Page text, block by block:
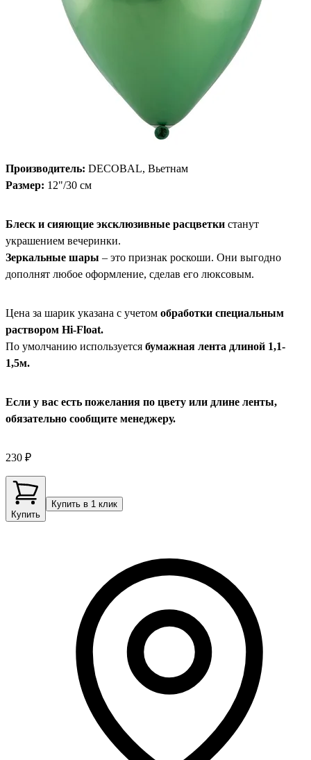
Производитель: DECOBAL, Вьетнам
Размер: 12"/30 см
Блеск и сияющие эксклюзивные расцветки станут
украшением вечеринки.
Зеркальные шары – это признак роскоши. Они выгодно
дополнят любое оформление, сделав его люксовым.
Цена за шарик указана с учетом обработки специальным
раствором Hi-Float.
По умолчанию используется бумажная лента длиной 1,1-
1,5м.
Если у вас есть пожелания по цвету или длине ленты,
обязательно сообщите менеджеру.
230 ₽
Купить
Купить в 1 клик